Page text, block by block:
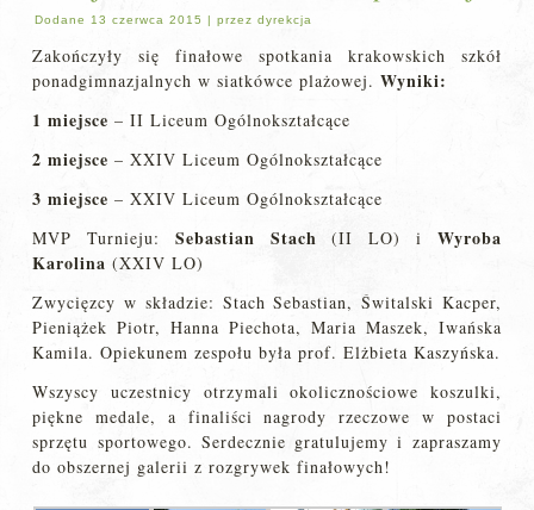
Dodane 13 czerwca 2015 |przez dyrekcja
Zakończyły się finałowe spotkania krakowskich szkół
ponadgimnazjalnych w siatkówce plażowej.Wyniki:
1 miejsce– II Liceum Ogólnokształcące
2 miejsce – XXIV Liceum Ogólnokształcące
3 miejsce – XXIV Liceum Ogólnokształcące
MVP Turnieju: Sebastian Stach (II LO) i Wyroba
Karolina (XXIV LO)
Zwycięzcy w składzie: Stach Sebastian, Świtalski Kacper,
Pieniążek Piotr, Hanna Piechota, Maria Maszek, Iwańska
Kamila. Opiekunem zespołu była prof. Elżbieta Kaszyńska.
Wszyscy uczestnicy otrzymali okolicznościowe koszulki,
piękne medale, a finaliści nagrody rzeczowe w postaci
sprzętu sportowego. Serdecznie gratulujemy i zapraszamy
do obszernej galerii z rozgrywek finałowych!